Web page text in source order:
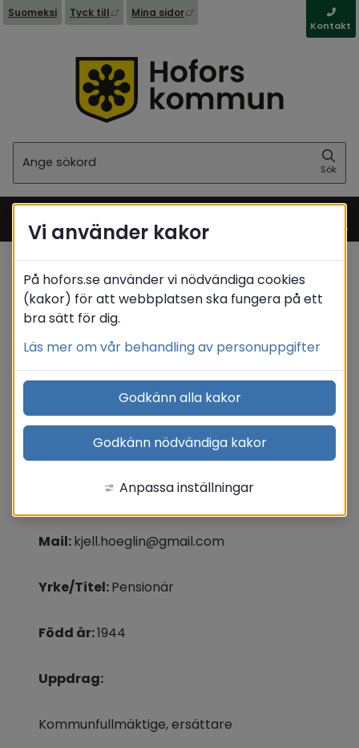
Suomeksi Tyck till Länk till annan webbplats, öppnas i nytt
Mina sidor Länk till annan webbplats,
Kontakt
Sök
Meny
Startsida Kommun & politik
Politik
/ Förtroendevalda / Matrikel / Höglin Kjell
Höglin Kjell (S)
Centralgatan 5, 813 30 Hofors
070-414 12 57
Mail: kjell.hoeglin@gmail.com
Yrke/Titel: Pensionär
Född år: 1944
Uppdrag:
Kommunfullmäktige, ersättare
Vi använder kakor
På hofors.se använder vi nödvändiga cookies
(kakor) för att webbplatsen ska fungera på ett
bra sätt för dig.
Läs mer om vår behandling av personuppgifter
Godkänn alla kakor
Godkänn nödvändiga kakor
Anpassa inställningar